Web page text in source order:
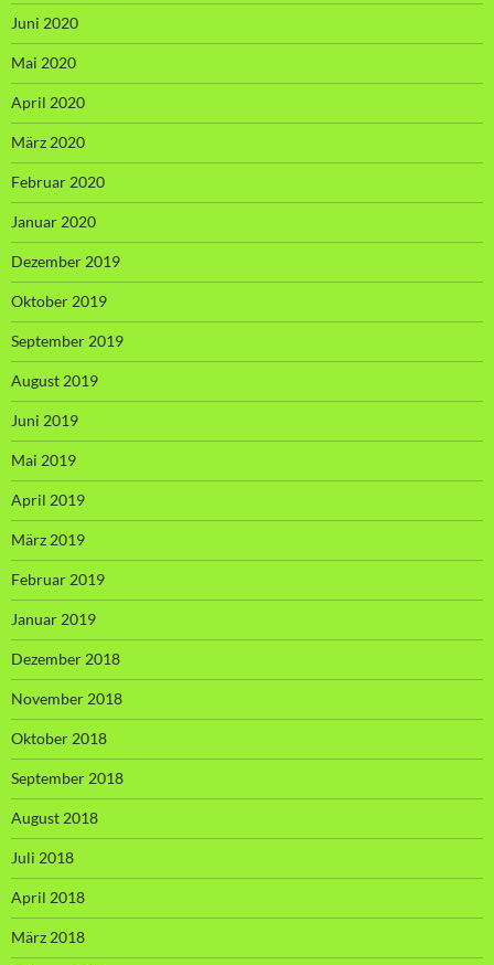
Juni 2020
Mai 2020
April 2020
März 2020
Februar 2020
Januar 2020
Dezember 2019
Oktober 2019
September 2019
August 2019
Juni 2019
Mai 2019
April 2019
März 2019
Februar 2019
Januar 2019
Dezember 2018
November 2018
Oktober 2018
September 2018
August 2018
Juli 2018
April 2018
März 2018